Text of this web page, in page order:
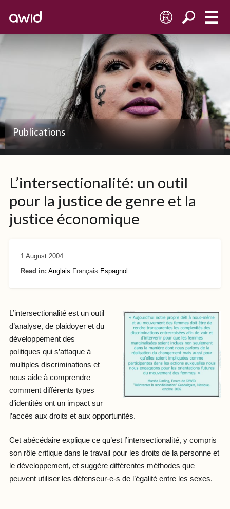
FR
Publications
L’intersectionalité: un outil
pour la justice de genre et la
justice économique
1 August 2004
Read in: Anglais Français Espagnol
L’intersectionalité est un outil
d’analyse, de plaidoyer et du
développement des
politiques qui s’attaque à
multiples discriminations et
nous aide à comprendre
comment différents types
d’identités ont un impact sur
l’accès aux droits et aux opportunités.
Cet abécédaire explique ce qu’est l’intersectionalité, y compris
son rôle critique dans le travail pour les droits de la personne et
le développement, et suggère différentes méthodes que
peuvent utiliser les défenseur-e-s de l’égalité entre les sexes.